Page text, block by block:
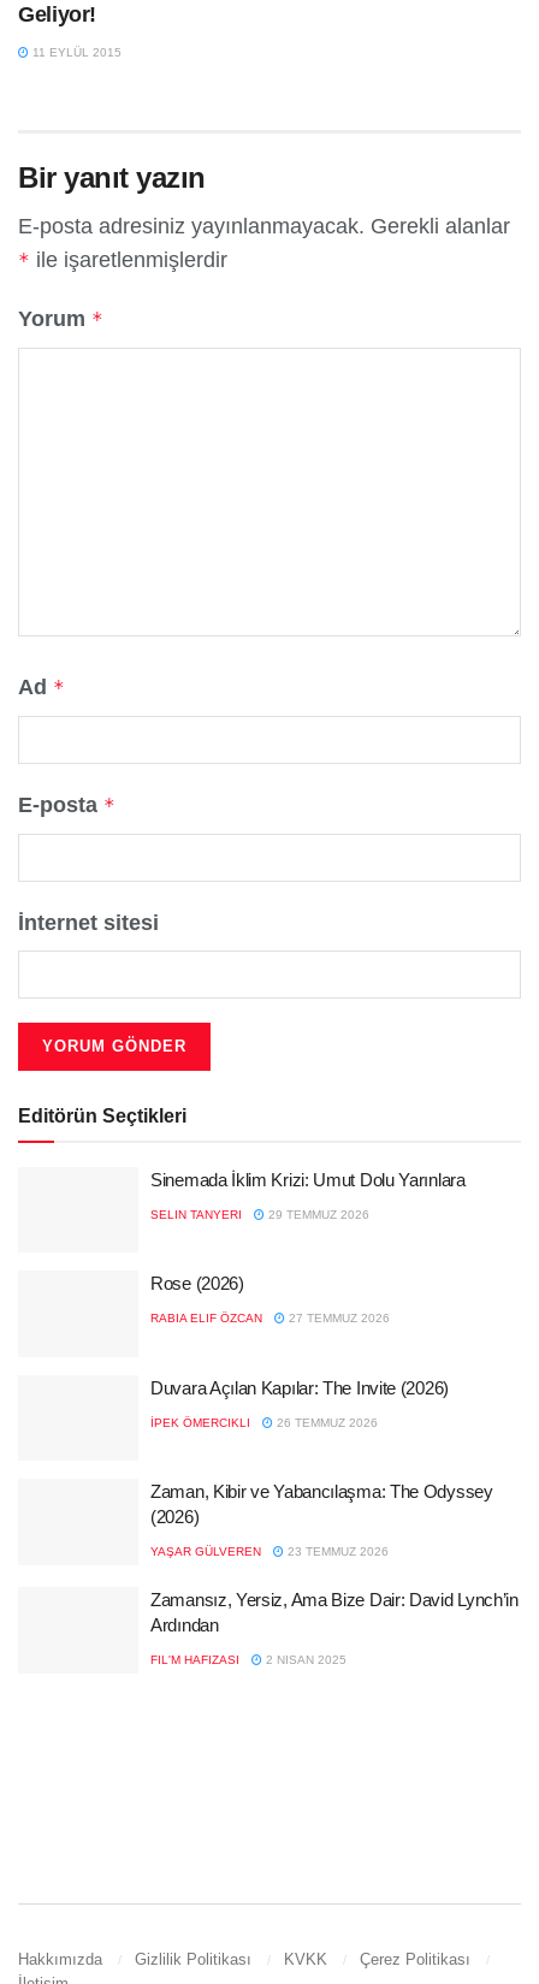
Geliyor!
11 EYLÜL 2015
Bir yanıt yazın
E-posta adresiniz yayınlanmayacak. Gerekli alanlar
* ile işaretlenmişlerdir
Yorum *
Ad *
E-posta *
İnternet sitesi
Editörün Seçtikleri
Sinemada İklim Krizi: Umut Dolu Yarınlara
SELIN TANYERI 29 TEMMUZ 2026
Rose (2026)
RABIA ELIF ÖZCAN 27 TEMMUZ 2026
Duvara Açılan Kapılar: The Invite (2026)
İPEK ÖMERCIKLI 26 TEMMUZ 2026
Zaman, Kibir ve Yabancılaşma: The Odyssey
(2026)
YAŞAR GÜLVEREN 23 TEMMUZ 2026
Zamansız, Yersiz, Ama Bize Dair: David Lynch’in
Ardından
FIL'M HAFIZASI 2 NISAN 2025
Hakkımızda Gizlilik Politikası KVKK
Çerez Politikası